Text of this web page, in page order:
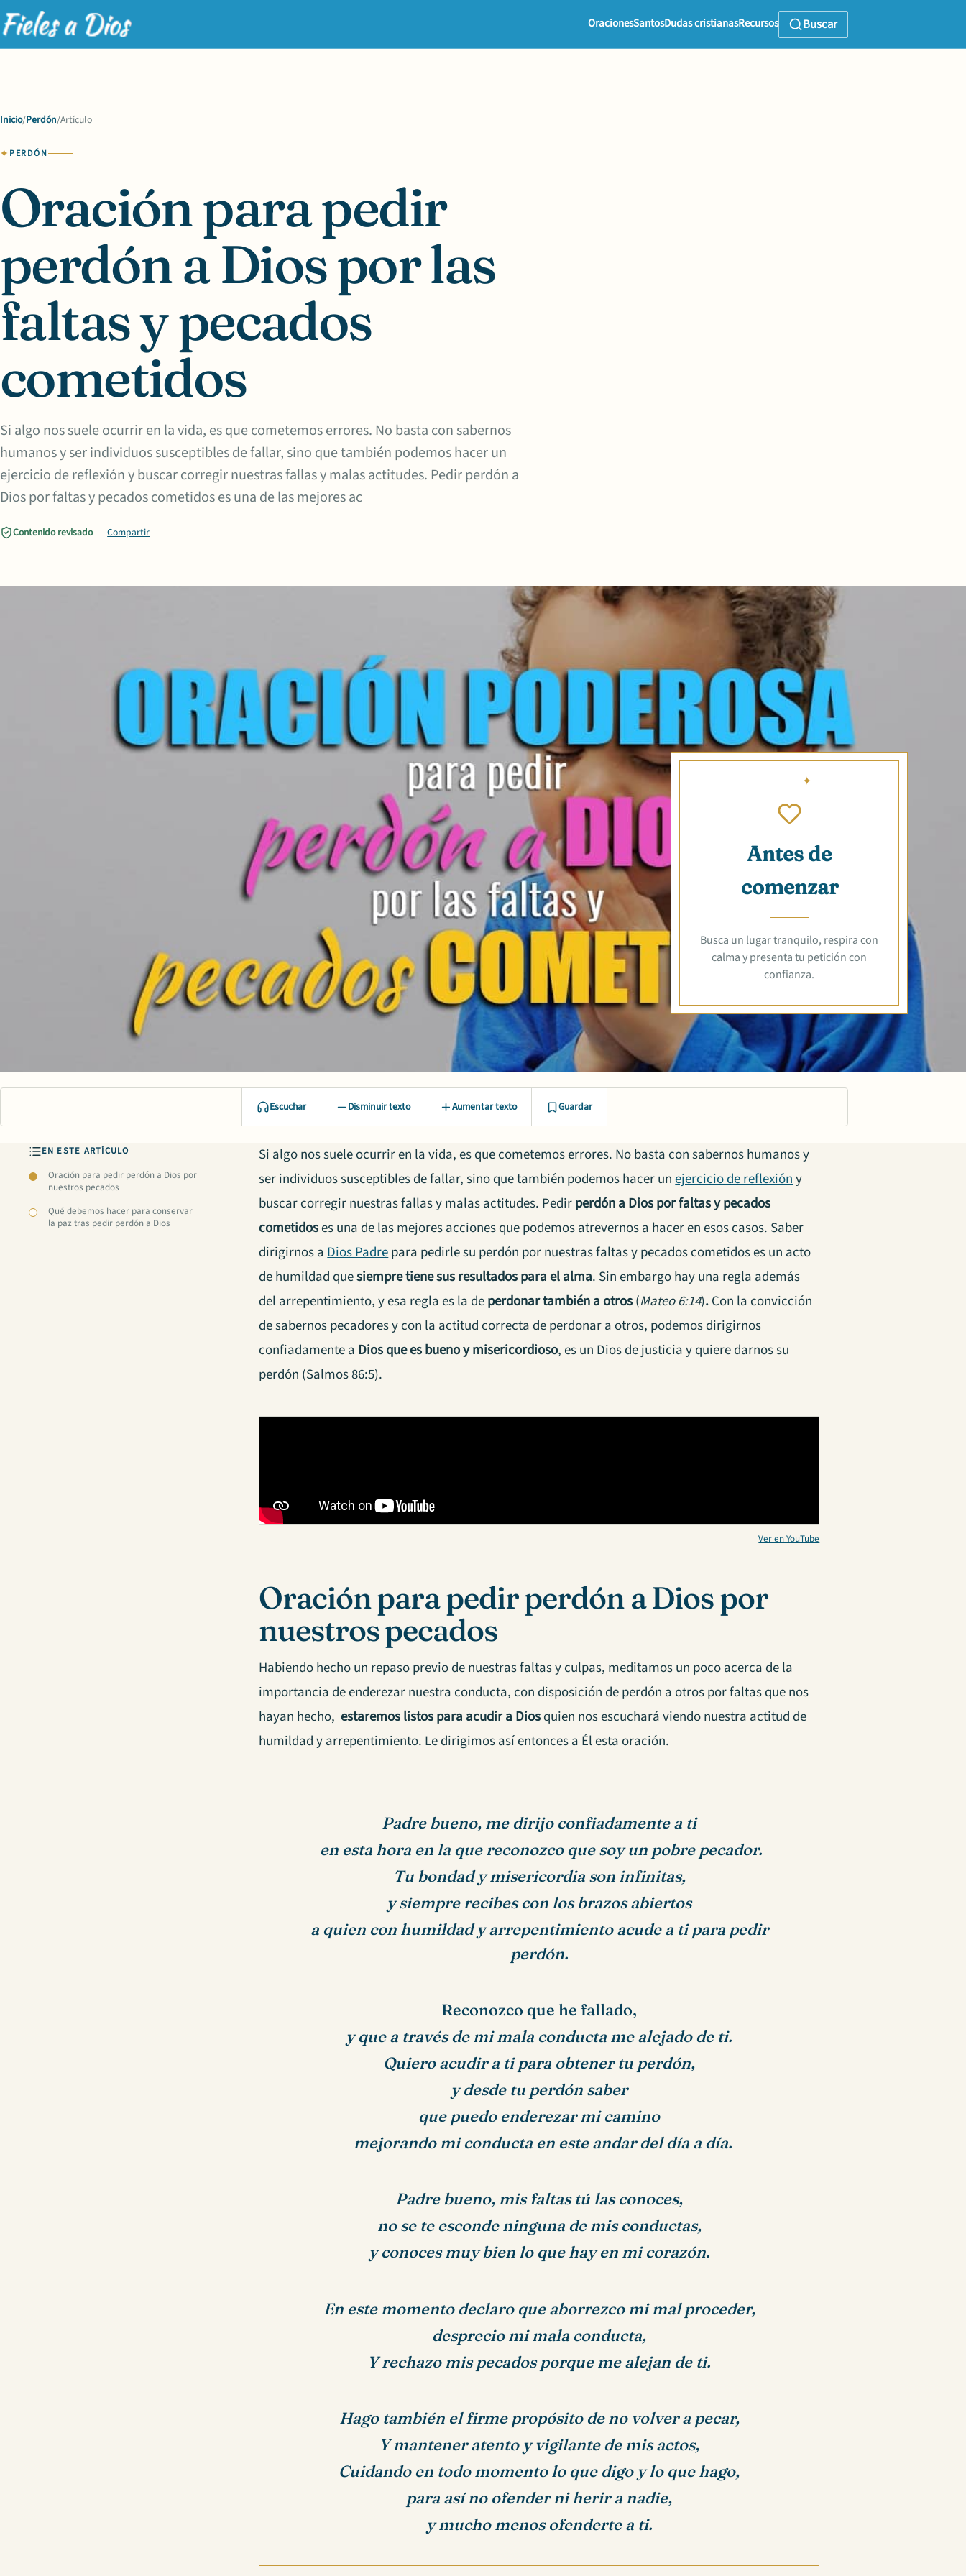
OracionesSantosDudas cristianasRecursos Buscar
Inicio/Perdón/Artículo
PERDÓN
Oración para pedir
perdón a Dios por las
faltas y pecados
cometidos
Si algo nos suele ocurrir en la vida, es que cometemos errores. No basta con sabernos
humanos y ser individuos susceptibles de fallar, sino que también podemos hacer un
ejercicio de reflexión y buscar corregir nuestras fallas y malas actitudes. Pedir perdón a
Dios por faltas y pecados cometidos es una de las mejores ac
Contenido revisado Compartir
Antes de
comenzar
Busca un lugar tranquilo, respira con
calma y presenta tu petición con
confianza.
Escuchar Disminuir texto Aumentar texto Guardar
EN ESTE ARTÍCULO
Oración para pedir perdón a Dios por
nuestros pecados
Qué debemos hacer para conservar
la paz tras pedir perdón a Dios
Si algo nos suele ocurrir en la vida, es que cometemos errores. No basta con sabernos humanos y
ser individuos susceptibles de fallar, sino que también podemos hacer unejercicio de reflexióny
buscar corregir nuestras fallas y malas actitudes. Pedirperdón a Dios por faltas y pecados
cometidoses una de las mejores acciones que podemos atrevernos a hacer en esos casos. Saber
dirigirnos aDios Padrepara pedirle su perdón por nuestras faltas y pecados cometidos es un acto
de humildad quesiempre tiene sus resultados para el alma. Sin embargo hay una regla además
del arrepentimiento, y esa regla es la deperdonar también a otros(Mateo 6:14).Con la convicción
de sabernos pecadores y con la actitud correcta de perdonar a otros, podemos dirigirnos
confiadamente a Dios que es bueno y misericordioso, es un Dios de justicia y quiere darnos su
perdón (Salmos 86:5).
Ver en YouTube
Oración para pedir perdón a Dios por
nuestros pecados
Habiendo hecho un repaso previo de nuestras faltas y culpas, meditamos un poco acerca de la
importancia de enderezar nuestra conducta, con disposición de perdón a otros por faltas que nos
hayan hecho,estaremos listos para acudir a Diosquien nos escuchará viendo nuestra actitud de
humildad y arrepentimiento. Le dirigimos así entonces a Él esta oración.
Padre bueno, me dirijo confiadamente a ti
en esta hora en la que reconozco que soy un pobre pecador.
Tu bondad y misericordia son infinitas,
y siempre recibes con los brazos abiertos
a quien con humildad y arrepentimiento acude a ti para pedir
perdón.
Reconozco que he fallado,
y que a través de mi mala conducta me alejado de ti.
Quiero acudir a ti para obtener tu perdón,
y desde tu perdón saber
que puedo enderezar mi camino
mejorando mi conducta en este andar del día a día.
Padre bueno, mis faltas tú las conoces,
no se te esconde ninguna de mis conductas,
y conoces muy bien lo que hay en mi corazón.
En este momento declaro que aborrezco mi mal proceder,
desprecio mi mala conducta,
Y rechazo mis pecados porque me alejan de ti.
Hago también el firme propósito de no volver a pecar,
Y mantener atento y vigilante de mis actos,
Cuidando en todo momento lo que digo y lo que hago,
para así no ofender ni herir a nadie,
y mucho menos ofenderte a ti.